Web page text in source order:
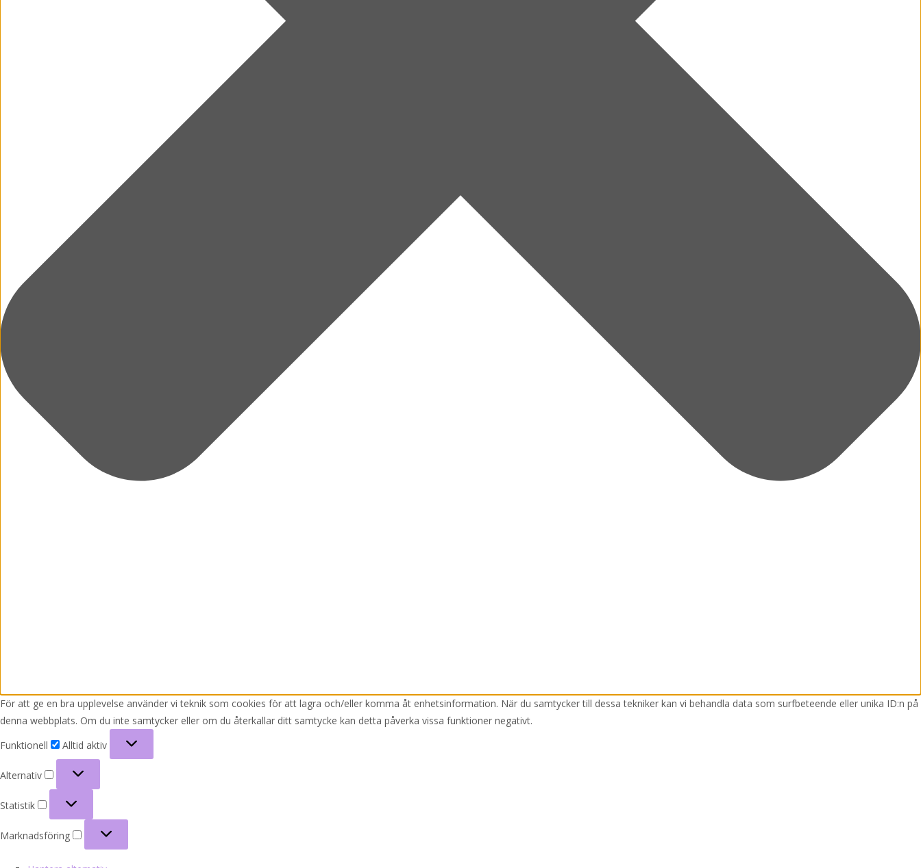
För att ge en bra upplevelse använder vi teknik som cookies för att lagra och/eller komma åt enhetsinformation. När du samtycker till dessa tekniker kan vi behandla data som surfbeteende eller unika ID:n på
denna webbplats. Om du inte samtycker eller om du återkallar ditt samtycke kan detta påverka vissa funktioner negativt.
Funktionell
Alltid aktiv
Alternativ
Alternativ
Statistik
Statistik
Marknadsföring
Marknadsföring